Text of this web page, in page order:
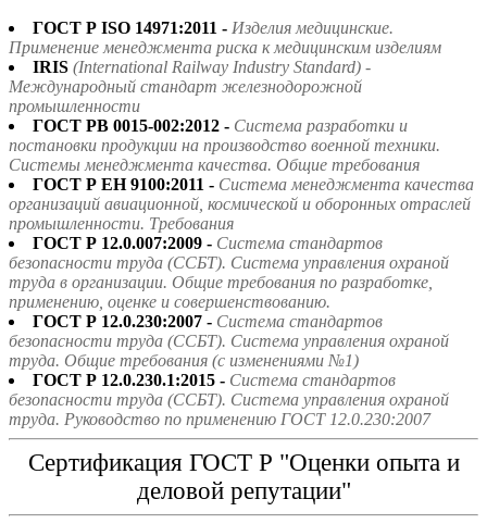
ГОСТ Р ISO 14971:2011 - Изделия медицинские.
Применение менеджмента риска к медицинским изделиям
IRIS (International Railway Industry Standard) -
Международный стандарт железнодорожной
промышленности
ГОСТ РВ 0015-002:2012 - Система разработки и
постановки продукции на производство военной техники.
Системы менеджмента качества. Общие требования
ГОСТ Р ЕН 9100:2011 - Система менеджмента качества
организаций авиационной, космической и оборонных отраслей
промышленности. Требования
ГОСТ Р 12.0.007:2009 - Система стандартов
безопасности труда (ССБТ). Система управления охраной
труда в организации. Общие требования по разработке,
применению, оценке и совершенствованию.
ГОСТ Р 12.0.230:2007 - Система стандартов
безопасности труда (ССБТ). Система управления охраной
труда. Общие требования (с изменениями №1)
ГОСТ Р 12.0.230.1:2015 - Система стандартов
безопасности труда (ССБТ). Система управления охраной
труда. Руководство по применению ГОСТ 12.0.230:2007
Сертификация ГОСТ Р "Оценки опыта и
деловой репутации"